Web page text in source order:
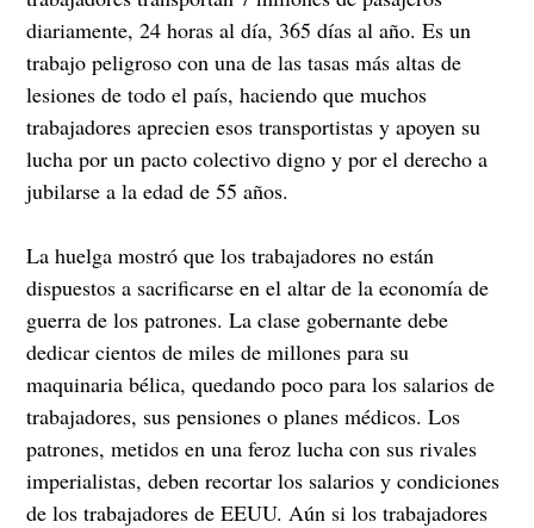
diariamente, 24 horas al día, 365 días al año. Es un
trabajo peligroso con una de las tasas más altas de
lesiones de todo el país, haciendo que muchos
trabajadores aprecien esos transportistas y apoyen su
lucha por un pacto colectivo digno y por el derecho a
jubilarse a la edad de 55 años.
La huelga mostró que los trabajadores no están
dispuestos a sacrificarse en el altar de la economía de
guerra de los patrones. La clase gobernante debe
dedicar cientos de miles de millones para su
maquinaria bélica, quedando poco para los salarios de
trabajadores, sus pensiones o planes médicos. Los
patrones, metidos en una feroz lucha con sus rivales
imperialistas, deben recortar los salarios y condiciones
de los trabajadores de EEUU. Aún si los trabajadores